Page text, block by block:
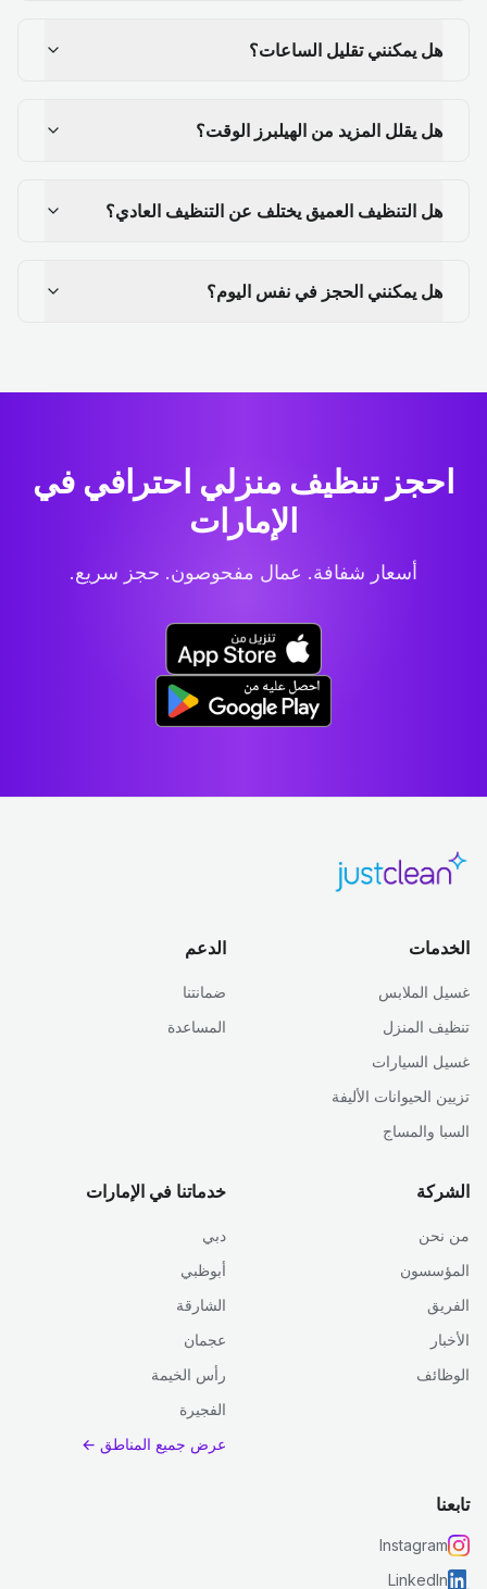
هل يمكنني تقليل الساعات؟
هل يقلل المزيد من الهيلبرز الوقت؟
هل التنظيف العميق يختلف عن التنظيف العادي؟
هل يمكنني الحجز في نفس اليوم؟
احجز تنظيف منزلي احترافي في
الإمارات
أسعار شفافة. عمال مفحوصون. حجز سريع.
الخدمات
غسيل الملابس
تنظيف المنزل
غسيل السيارات
تزيين الحيوانات الأليفة
السبا والمساج
الدعم
ضمانتنا
المساعدة
الشركة
من نحن
المؤسسون
الفريق
الأخبار
الوظائف
خدماتنا في الإمارات
دبي
أبوظبي
الشارقة
عجمان
رأس الخيمة
الفجيرة
عرض جميع المناطق ←
تابعنا
Instagram
LinkedIn